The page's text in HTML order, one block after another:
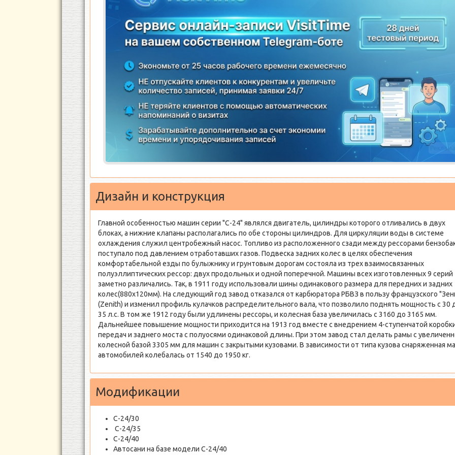
Реклама
Дизайн и конструкция
Главной особенностью машин серии "С-24" являлся двигатель, цилиндры которого отливались в двух
блоках, а нижние клапаны располагались по обе стороны цилиндров. Для циркуляции воды в системе
охлаждения служил центробежный насос. Топливо из расположенного сзади между рессорами
поступало под давлением отработавших газов. Подвеска задних колес в целях обеспечения
комфортабельной езды по булыжнику и грунтовым дорогам состояла из трех взаимосвязанных
полуэллиптических рессор: двух продольных и одной поперечной. Машины всех изготовленных 9 серий
заметно различались. Так, в 1911 году использовали шины одинакового размера для передних и задних
колес(880x120мм). На следующий год завод отказался от карбюратора РБВЗ в пользу французского
(Zenith) и изменил профиль кулачков распределительного вала, что позволило поднять мощность с 30
35 л.с. В том же 1912 году были удлинены рессоры, и колесная база увеличилась с 3160 до 3165 мм.
Дальнейшее повышение мощности приходится на 1913 год вместе с внедрением 4-ступенчатой
передач и заднего моста с полуосями одинаковой длины. При этом завод стал делать рамы с
колесной базой 3305 мм для машин с закрытыми кузовами. В зависимости от типа кузова снаряженная
автомобилей колебалась от 1540 до 1950 кг.
Модификации
С-24/30
С-24/35
С-24/40
Автосани на базе модели С-24/40